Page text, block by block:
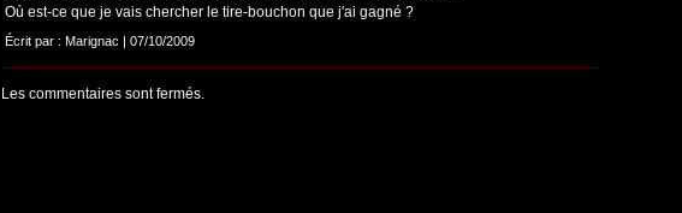
Où est-ce que je vais chercher le tire-bouchon que j'ai gagné ?
Écrit par : Marignac | 07/10/2009
Les commentaires sont fermés.